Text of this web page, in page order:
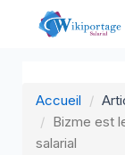
Accueil
Bizme est
salarial